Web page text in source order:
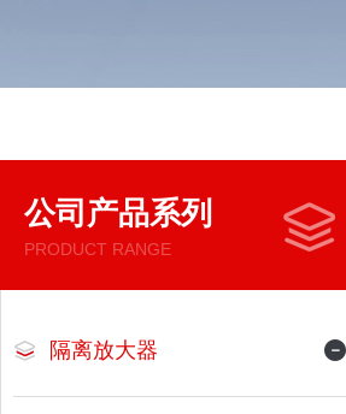
公司产品系列
PRODUCT RANGE
隔离放大器